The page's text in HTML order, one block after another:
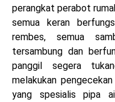
perangkat perabot
semua keran
rembes, semua
tersambung dan
panggil segera
melakukan
yang spesialis pipa